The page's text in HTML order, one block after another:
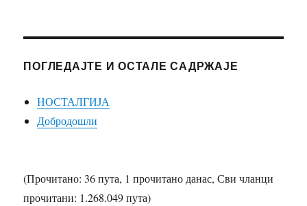
ПОГЛЕДАЈТЕ И ОСТАЛЕ САДРЖАЈЕ
НОСТАЛГИЈА
Добродошли
(Прочитано: 36 пута, 1 прочитано данас, Сви чланци
прочитани: 1.268.049 пута)